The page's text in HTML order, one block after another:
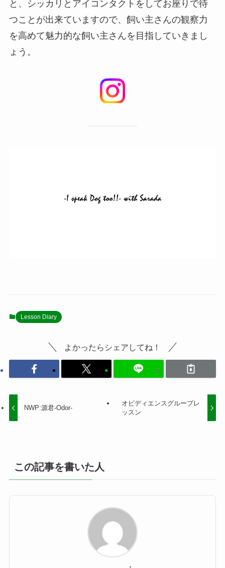
と、シッカリとアイコンタクトをしてお座りで待
つことが出来ていますので、飼い主さんの観察力
を高めて魅力的な飼い主さんを目指していきまし
ょう。
Lesson Diary
よかったらシェアしてね！
NWP:源君-Odor-
オビディエンスグループレ
ッスン
この記事を書いた人